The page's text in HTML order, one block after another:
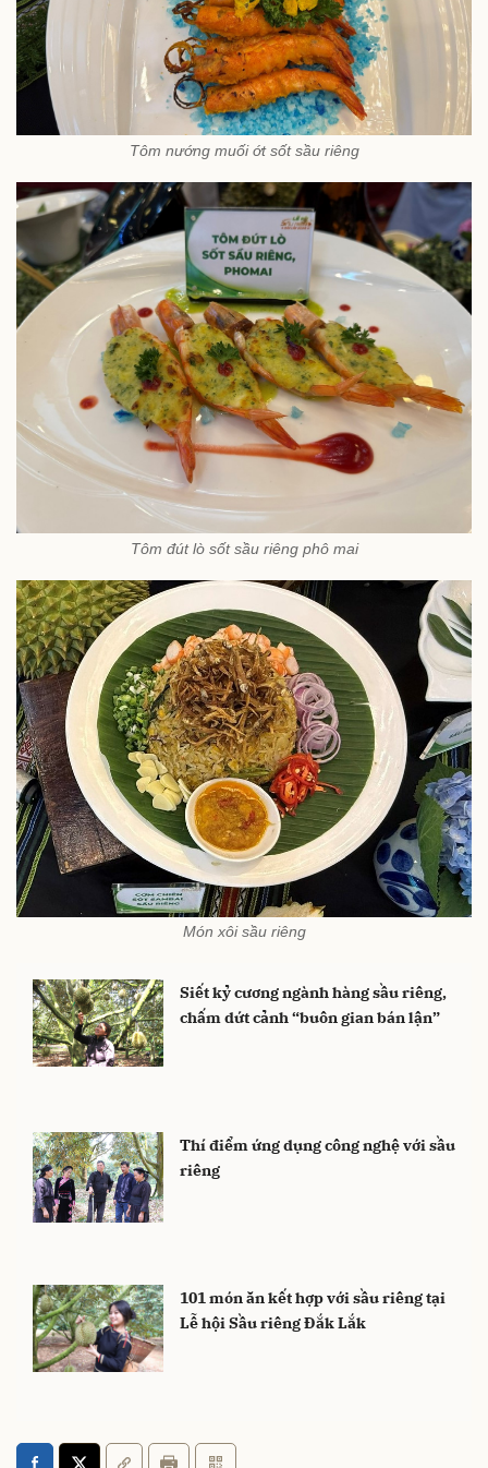
Tôm nướng muối ớt sốt sầu riêng
Tôm đút lò sốt sầu riêng phô mai
Món xôi sầu riêng
Siết kỷ cương ngành hàng sầu riêng,
chấm dứt cảnh “buôn gian bán lận”
Thí điểm ứng dụng công nghệ với sầu
riêng
101 món ăn kết hợp với sầu riêng tại
Lễ hội Sầu riêng Đắk Lắk